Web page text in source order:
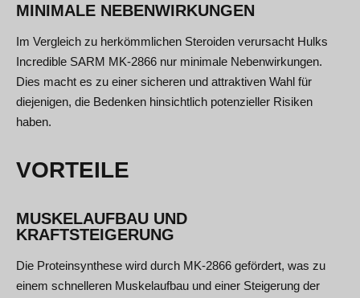
MINIMALE NEBENWIRKUNGEN
Im Vergleich zu herkömmlichen Steroiden verursacht Hulks
Incredible SARM MK-2866 nur minimale Nebenwirkungen.
Dies macht es zu einer sicheren und attraktiven Wahl für
diejenigen, die Bedenken hinsichtlich potenzieller Risiken
haben.
VORTEILE
MUSKELAUFBAU UND
KRAFTSTEIGERUNG
Die Proteinsynthese wird durch MK-2866 gefördert, was zu
einem schnelleren Muskelaufbau und einer Steigerung der